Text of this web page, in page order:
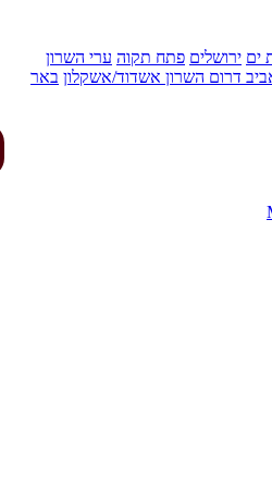
ירושלים פתח תקוה ערי השרון
דרום השרוןאשדוד/אשקלון באר